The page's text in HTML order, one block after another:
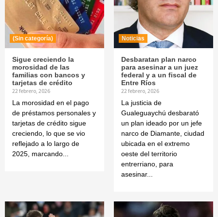
(Sin categoría)
Sigue creciendo la
morosidad de las
familias con bancos y
tarjetas de crédito
22 febrero, 2026
La morosidad en el pago
de préstamos personales y
tarjetas de crédito sigue
creciendo, lo que se vio
reflejado a lo largo de
2025, marcando...
Noticias
Desbaratan plan narco
para asesinar a un juez
federal y a un fiscal de
Entre Ríos
22 febrero, 2026
La justicia de
Gualeguaychú desbarató
un plan ideado por un jefe
narco de Diamante, ciudad
ubicada en el extremo
oeste del territorio
entrerriano, para
asesinar...